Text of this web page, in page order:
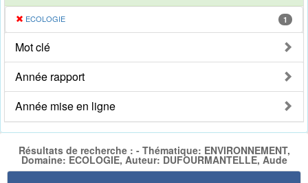
ECOLOGIE 1
Mot clé
Année rapport
Année mise en ligne
Résultats de recherche : - Thématique: ENVIRONNEMENT,
Domaine: ECOLOGIE, Auteur: DUFOURMANTELLE, Aude